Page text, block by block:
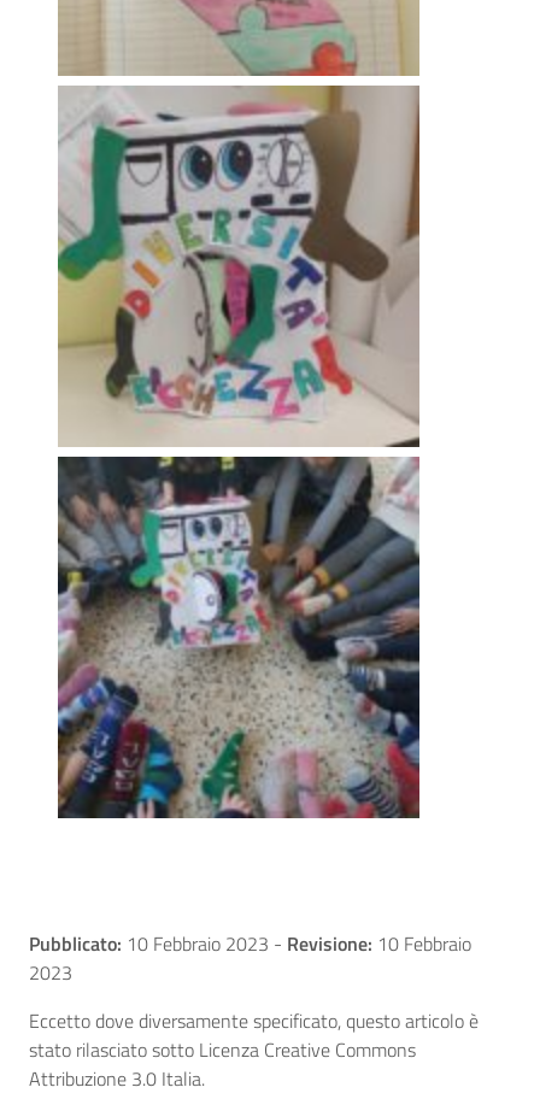
Pubblicato: 10 Febbraio 2023 - Revisione: 10 Febbraio
2023
Eccetto dove diversamente specificato, questo articolo è
stato rilasciato sotto Licenza Creative Commons
Attribuzione 3.0 Italia.